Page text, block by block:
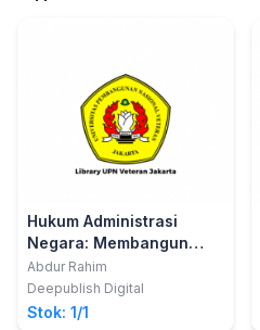
Hukum Administrasi
Negara: Membangun
Kewenangan dan
Keadilan dalam
Pemerintahan
Abdur Rahim
Deepublish Digital
Stok: 1/1